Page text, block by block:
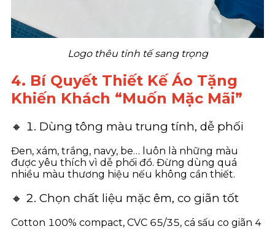
Logo thêu tinh tế sang trọng
4. Bí Quyết Thiết Kế Áo Tặng
Khiến Khách “Muốn Mặc Mãi”
🔸 1. Dùng tông màu trung tính, dễ phối
Đen, xám, trắng, navy, be… luôn là những màu
được yêu thích vì dễ phối đồ. Đừng dùng quá
nhiều màu thương hiệu nếu không cần thiết.
🔸 2. Chọn chất liệu mặc êm, co giãn tốt
Cotton 100% compact, CVC 65/35, cá sấu co giãn 4